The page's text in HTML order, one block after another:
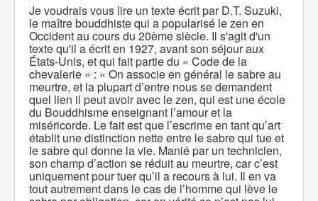
Je voudrais vous lire un texte écrit par D.T. Suzuki,
le maître bouddhiste qui a popularisé le zen en
Occident au cours du 20ème siècle. Il s'agit d'un
texte qu'il a écrit en 1927, avant son séjour aux
États-Unis, et qui fait partie du « Code de la
chevalerie » : « On associe en général le sabre au
meurtre, et la plupart d’entre nous se demandent
quel lien il peut avoir avec le zen, qui est une école
du Bouddhisme enseignant l’amour et la
miséricorde. Le fait est que l’escrime en tant qu’art
établit une distinction nette entre le sabre qui tue et
le sabre qui donne la vie. Manié par un technicien,
son champ d’action se réduit au meurtre, car c’est
uniquement pour tuer qu’il a recours à lui. Il en va
tout autrement dans le cas de l’homme qui lève le